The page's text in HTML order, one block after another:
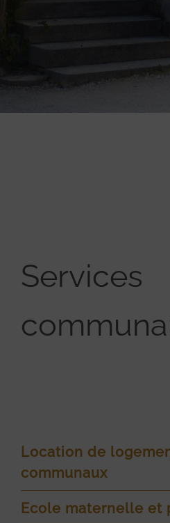
Services
Location de
communaux
Ecole maternelle et